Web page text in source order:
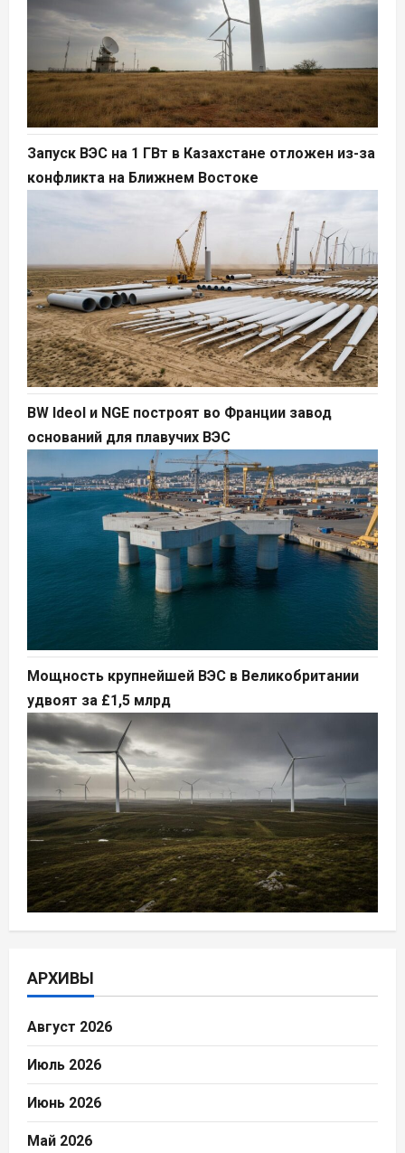
Запуск ВЭС на 1 ГВт в Казахстане отложен из-за
конфликта на Ближнем Востоке
BW Ideol и NGE построят во Франции завод
оснований для плавучих ВЭС
Мощность крупнейшей ВЭС в Великобритании
удвоят за £1,5 млрд
АРХИВЫ
Август 2026
Июль 2026
Июнь 2026
Май 2026